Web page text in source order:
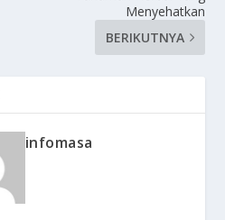
Menyehatkan
BERIKUTNYA
infomasa